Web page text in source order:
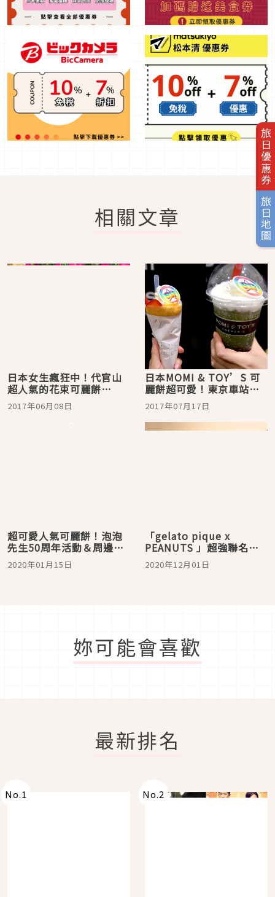
旅日優惠券
旅日地圖
相關文章
日本女生瘋狂中！代官山
超人氣的花束可麗餅
「TAJIMAJI」超可愛！
2017年06月08日
日本MOMI & TOY’S 可
麗餅超可愛！東京車站一
番街就吃的到。
2017年07月17日
超可愛人氣可麗餅！泡泡
先生50周年活動＆周邊小
物
2020年01月15日
「gelato pique x
PEANUTS 」超強聯名首
次登台 與史努比一起度過
溫暖的家居時光
2020年12月01日
妳可能會喜歡
最新排名
No.1 No.2